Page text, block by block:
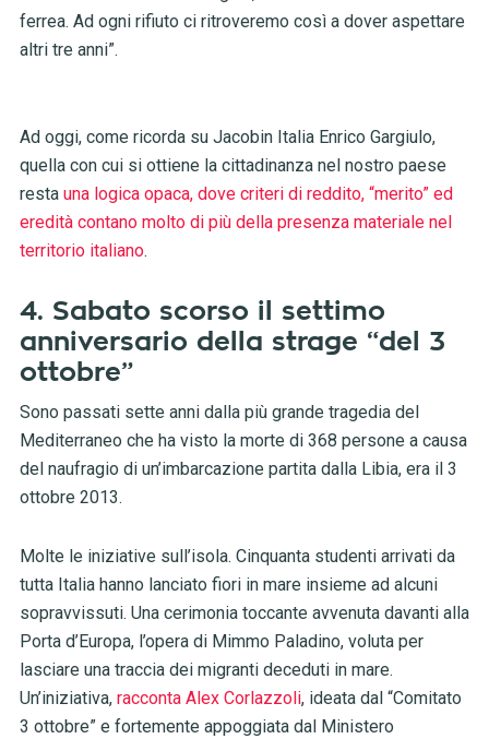
ferrea. Ad ogni rifiuto ci ritroveremo così a dover aspettare
altri tre anni”.
Ad oggi, come ricorda su Jacobin Italia Enrico Gargiulo,
quella con cui si ottiene la cittadinanza nel nostro paese
resta una logica opaca, dove criteri di reddito, “merito” ed
eredità contano molto di più della presenza materiale nel
territorio italiano.
4. Sabato scorso il settimo
anniversario della strage “del 3
ottobre”
Sono passati sette anni dalla più grande tragedia del
Mediterraneo che ha visto la morte di 368 persone a causa
del naufragio di un’imbarcazione partita dalla Libia, era il 3
ottobre 2013.
Molte le iniziative sull’isola. Cinquanta studenti arrivati da
tutta Italia hanno lanciato fiori in mare insieme ad alcuni
sopravvissuti. Una cerimonia toccante avvenuta davanti alla
Porta d’Europa, l’opera di Mimmo Paladino, voluta per
lasciare una traccia dei migranti deceduti in mare.
Un’iniziativa, racconta Alex Corlazzoli, ideata dal “Comitato
3 ottobre” e fortemente appoggiata dal Ministero